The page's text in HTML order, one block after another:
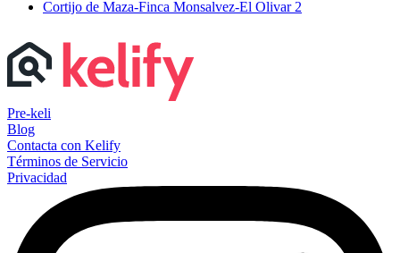
Cortijo de Maza-Finca Monsalvez-El Olivar 2
Pre-keli
Blog
Contacta con Kelify
Términos de Servicio
Privacidad